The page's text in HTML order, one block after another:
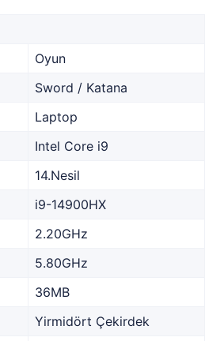
Oyun
Sword / Katana
Laptop
Intel Core i9
14.Nesil
i9-14900HX
2.20GHz
5.80GHz
36MB
Yirmidört Çekirdek